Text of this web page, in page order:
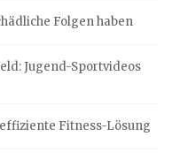
Folgen haben
Jugend-Sportvideos
Fitness-Lösung